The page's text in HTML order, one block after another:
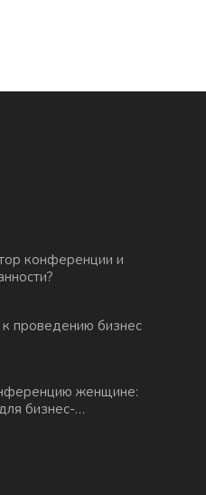
конференции и
проведению бизнес
женщине:
бизнес-